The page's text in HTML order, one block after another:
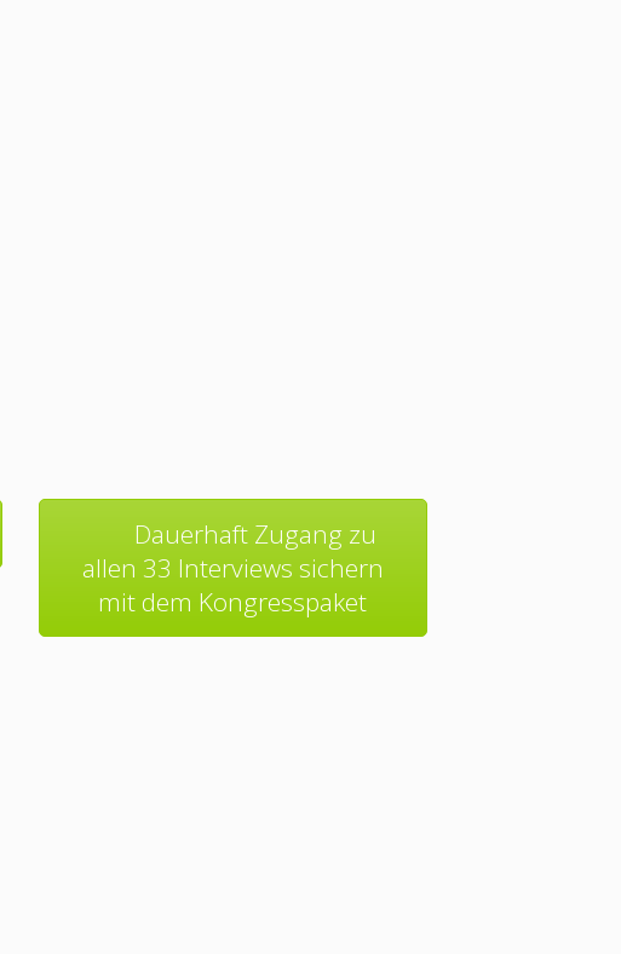
Dauerhaft Zugang zu
allen 33 Interviews sichern
mit dem Kongresspaket